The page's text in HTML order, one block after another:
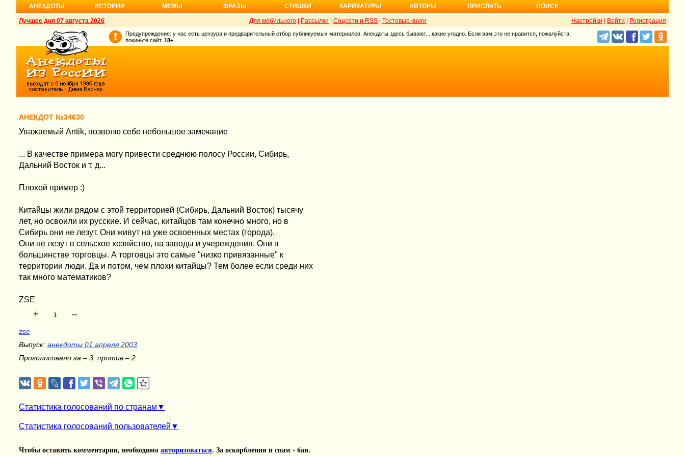
АНЕКДОТЫ ИСТОРИИ МЕМЫ ФРАЗЫ СТИШКИ КАРИКАТУРЫ АВТОРЫ ПРИСЛАТЬ ПОИСК
Лучшее дня 07 августа 2026 Настройки Войти Регистрация
Для мобильного Рассылки Соцсети и RSS Гостевые книги
Предупреждение: у нас есть цензура и предварительный отбор публикуемых материалов. Анекдоты здесь бывают... какие угодно. Если вам это не нравится, пожалуйста,
покиньте сайт. 18+
АНЕКДОТ №34630
Уважаемый Antik, позволю себе небольшое замечание
... В качестве примера могу привести среднюю полосу России, Сибирь,
Дальний Восток и т. д...
Плохой пример :)
Китайцы жили рядом с этой территорией (Сибирь, Дальний Восток) тысячу
лет, но освоили их русские. И сейчас, китайцов там конечно много, но в
Сибирь они не лезут. Они живут на уже освоенных местах (города).
Они не лезут в сельское хозяйство, на заводы и учереждения. Они в
большинстве торговцы. А торговцы это самые "низко привязанные" к
территории люди. Да и потом, чем плохи китайцы? Тем более если среди них
так много математиков?
ZSE
+ 1 –
zse
Выпуск: анекдоты 01 апреля 2003
Проголосовало за – 3, против – 2
Статистика голосований по странам
Статистика голосований пользователей
Чтобы оставить комментарии, необходимо авторизоваться. За оскорбления и спам - бан.